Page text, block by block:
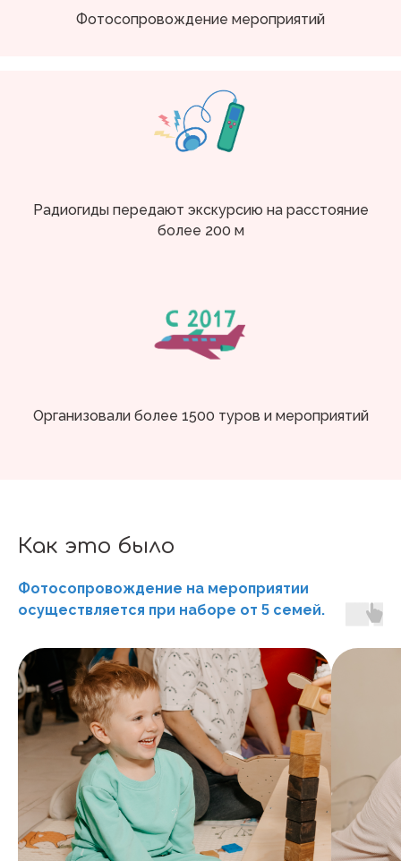
Фотосопровождение мероприятий
Радиогиды передают экскурсию на расстояние
более 200 м
Организовали более 1500 туров и мероприятий
Как это было
Фотосопровождение на мероприятии
осуществляется при наборе от 5 семей.